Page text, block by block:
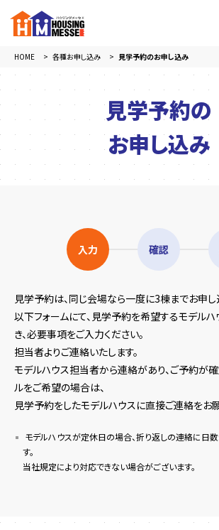
HOME 各種お申し込み 見学予約のお申し込み
見学予約の
お申し込み
入力 確認
見学予約は、同じ会場なら一度に3棟までお申し
以下フォームにて、見学予約を希望するモデル
き、必要事項をご入力ください。
担当者よりご連絡いたします。
モデルハウス担当者から連絡があり、ご予約が
ルをご希望の場合は、
見学予約をしたモデルハウスに直接ご連絡をお願
モデルハウスが定休日の場合、折り返しの連絡に日
す。
当社規定により対応できない場合がございます。